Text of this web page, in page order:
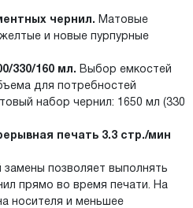
чернил. Матовые
и новые пурпурные
330/160 мл. Выбор емкостей
для потребностей
набор чернил: 1650 мл (330
печать 3.3 стр./мин
позволяет выполнять
прямо во время печати. На
носителя и меньшее